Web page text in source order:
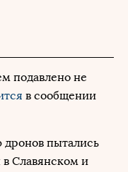
подавлено не
в сообщении
пытались
в Славянском и